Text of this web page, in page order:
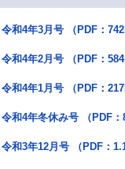
令和4年3月号 （PDF：
令和4年2月号 （PDF：
令和4年1月号 （PDF：
令和4年冬休み号 （PDF
令和3年12月号 （PDF：